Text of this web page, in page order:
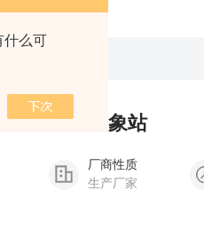
什么可
显示小型气象站
厂商性质
生产厂家